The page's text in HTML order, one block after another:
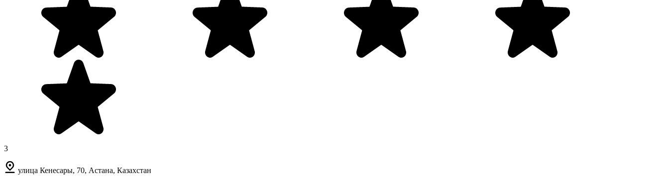
3
улица Кенесары, 70, Астана, Казахстан